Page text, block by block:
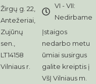
Žirgų g. 22,
Antežeriai,
Zujūnų
sen.,
LT14158
Vilniaus r.
VI - VII:
Nedirbame
Įstaigos
nedarbo metu
ūmiai susirgus
galite kreiptis į
VšĮ Vilniaus m.